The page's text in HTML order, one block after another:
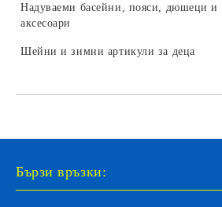
LEGO SONIC
LEGO DISNEY
LEGO Fortnite
LEGO Gabby's Dollhouse
Камиони за деца
Селскостопански машини за деца
Трансформъри и роботи
Хоби модели за сглобяване
колекционери
Бебешки играчки за легло и колички
Играчки и залъгалки за бебета
бебета
Вани и аксесоари за къпане на
бебета
Надуваеми басейни, пояси, дюшеци и
аксесоари
Шейни и зимни артикули за деца
Бързи връзки: